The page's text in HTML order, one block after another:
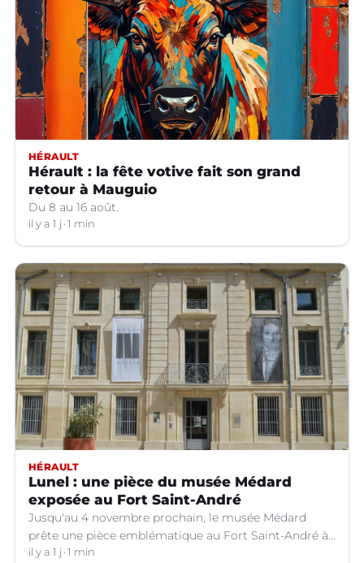
HÉRAULT
Hérault : la fête votive fait son grand
retour à Mauguio
Du 8 au 16 août.
il y a 1 j 1 min
HÉRAULT
Lunel : une pièce du musée Médard
exposée au Fort Saint-André
Jusqu'au 4 novembre prochain, le musée Médard
prête une pièce emblématique au Fort Saint-André à
Villeneuve-lez-Avignon (Gard).
il y a 1 j 1 min